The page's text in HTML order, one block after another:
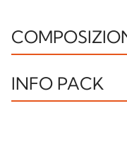
IL281022B
C12-15 ALKYL
INFO PACK